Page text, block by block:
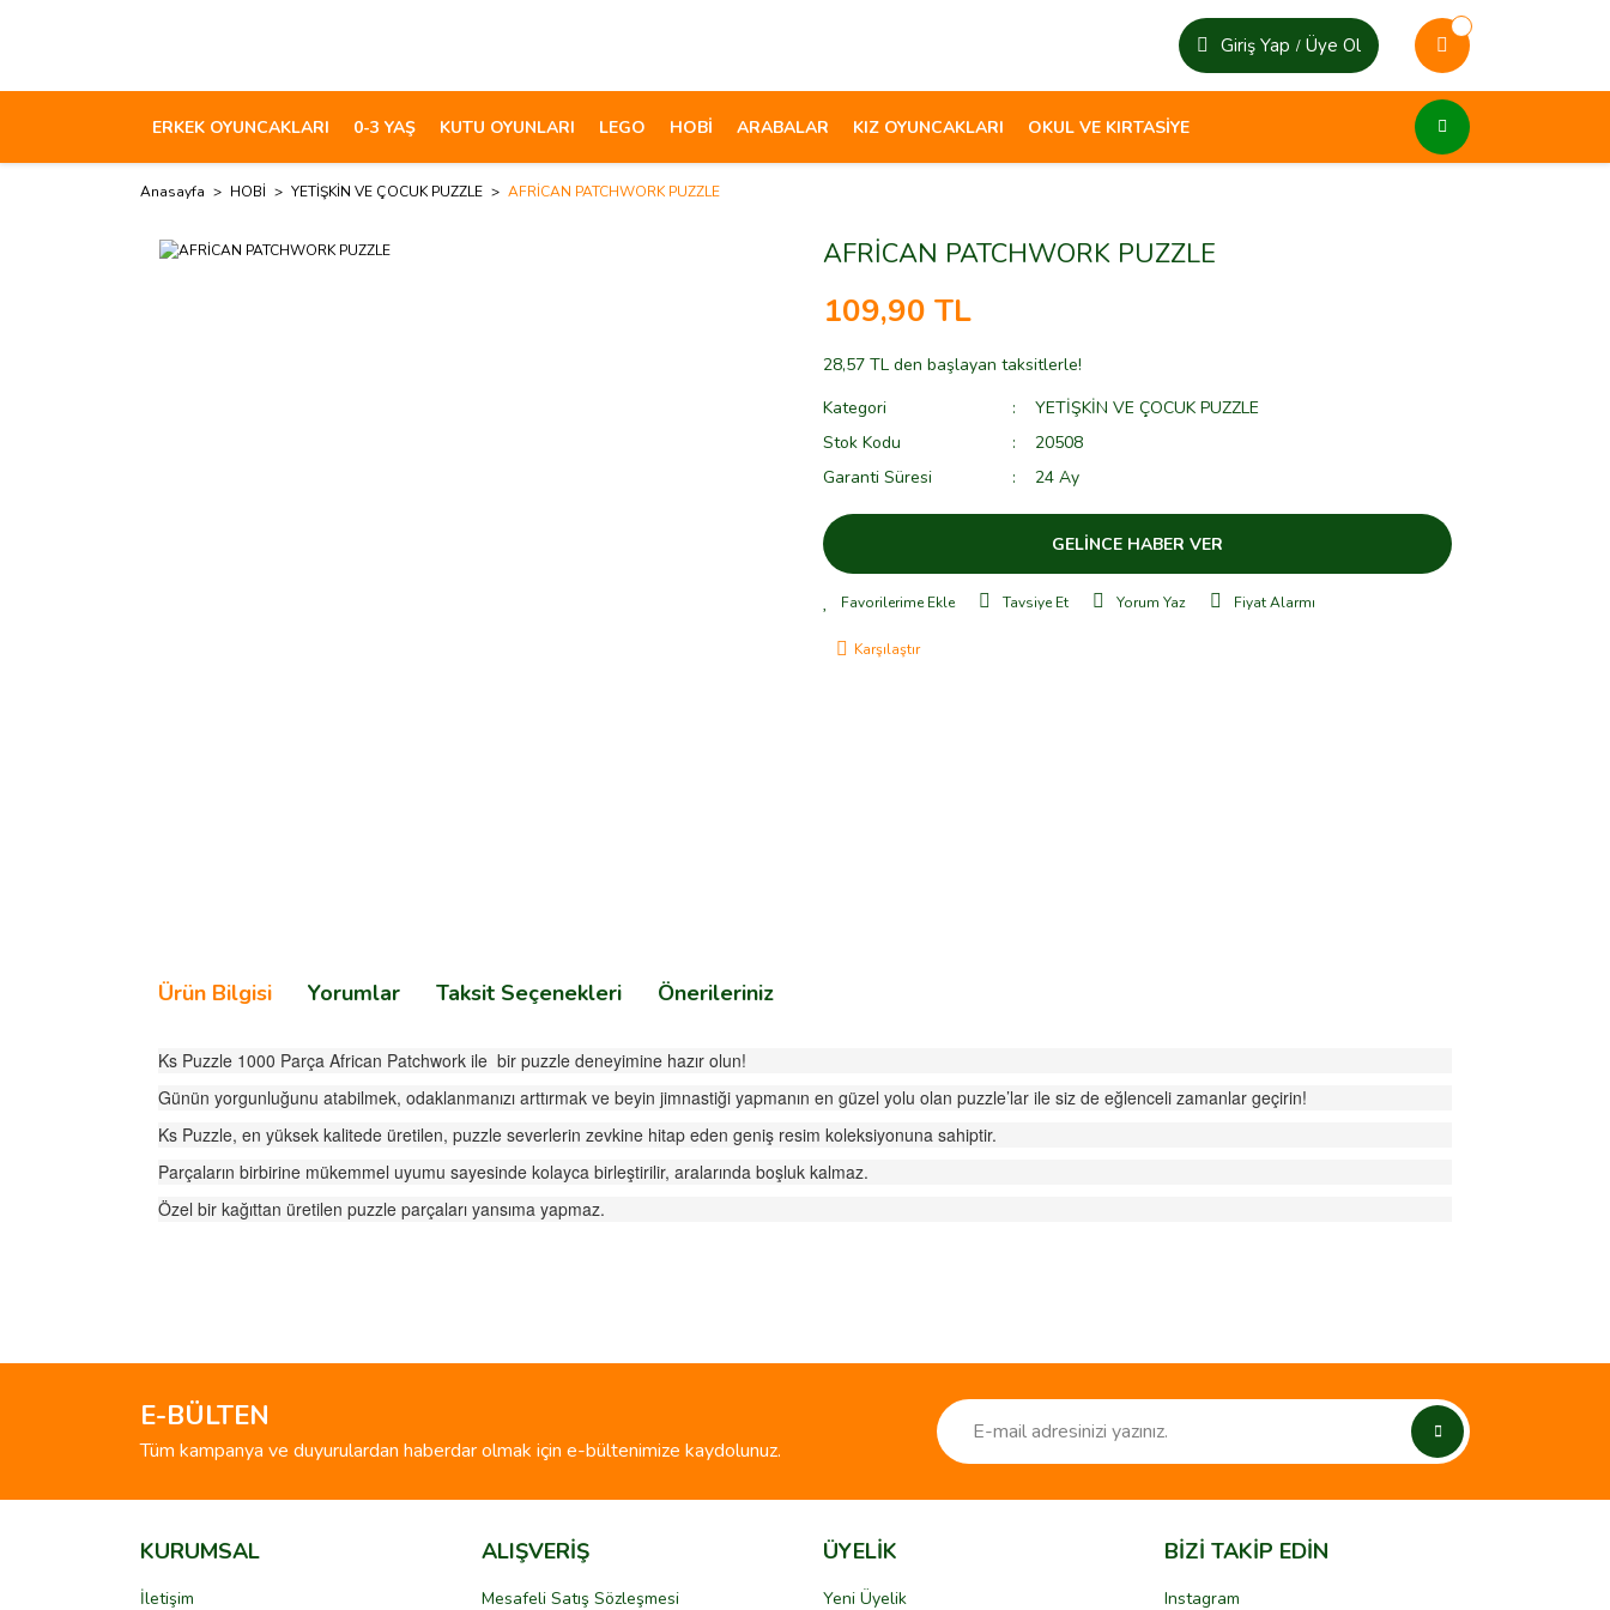
Giriş Yap / Üye Ol
ERKEK OYUNCAKLARI 0-3 YAŞ KUTU OYUNLARI LEGO HOBİ ARABALAR KIZ OYUNCAKLARI OKUL VE KIRTASİYE
Anasayfa HOBİ YETİŞKİN VE ÇOCUK PUZZLE AFRİCAN PATCHWORK PUZZLE
AFRİCAN PATCHWORK PUZZLE
109,90 TL
28,57 TL den başlayan taksitlerle!
Kategori
YETİŞKİN VE ÇOCUK PUZZLE
Stok Kodu
20508
Garanti Süresi
24 Ay
GELİNCE HABER VER
Tavsiye Et Yorum Yaz Fiyat Alarmı
Karşılaştır
Ürün Bilgisi Yorumlar Taksit Seçenekleri Önerileriniz
Ks Puzzle 1000 Parça African Patchwork ile bir puzzle deneyimine hazır olun!
Günün yorgunluğunu atabilmek, odaklanmanızı arttırmak ve beyin jimnastiği yapmanın en güzel yolu olan puzzle’lar ile siz de eğlenceli zamanlar geçirin!
Ks Puzzle, en yüksek kalitede üretilen, puzzle severlerin zevkine hitap eden geniş resim koleksiyonuna sahiptir.
Parçaların birbirine mükemmel uyumu sayesinde kolayca birleştirilir, aralarında boşluk kalmaz.
Özel bir kağıttan üretilen puzzle parçaları yansıma yapmaz.
Ürün resmi kalitesiz, bozuk veya görüntülenemiyor.
Bu ürüne benzer farklı alternatifler olmalı.
E-BÜLTEN
Tüm kampanya ve duyurulardan haberdar olmak için e-bültenimize kaydolunuz.
KURUMSAL
İletişim
ALIŞVERİŞ
Mesafeli Satış Sözleşmesi
ÜYELİK
Yeni Üyelik
BİZİ TAKİP EDİN
Instagram